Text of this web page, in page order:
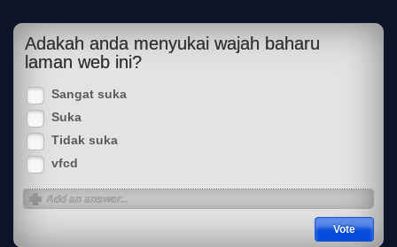
Adakah anda menyukai wajah baharu
laman web ini?
Sangat suka
Suka
Tidak suka
vfcd